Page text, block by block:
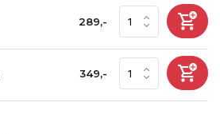
289,-
349,-